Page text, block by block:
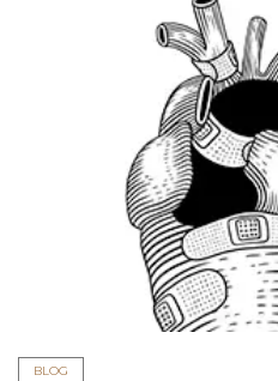
BLOG